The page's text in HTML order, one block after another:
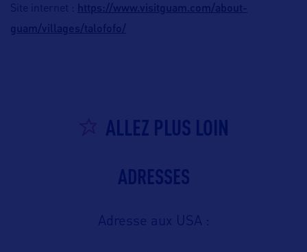
Site internet : https://www.visitguam.com/about-
guam/villages/talofofo/
ALLEZ PLUS LOIN
ADRESSES
Adresse aux USA :